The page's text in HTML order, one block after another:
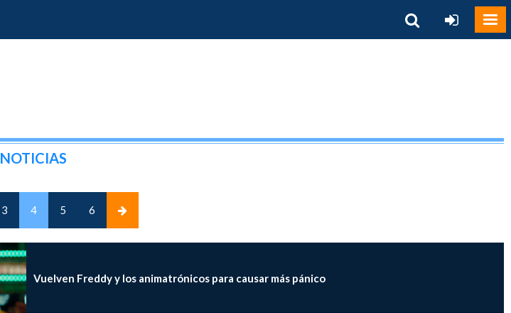
NOTICIAS
3 4(current)
5 6
Vuelven Freddy y los animatrónicos para causar más pánico